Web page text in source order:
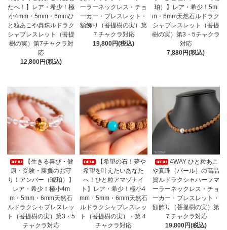
たへ！】レア・希少！極
小4mm・5mm・6mmひ
と粒あこや真珠ルドラク
シャブレスレット（菩提
樹の実）第7チャクラ対
応
12,800円(税込)
ーラーネックレス・チョ
ーカー・ブレスレット・
額飾り（菩提樹の実）第
７チャクラ対応
19,800円(税込)
珀）】レア・希少！5m
m・6mm天然石ルドラク
シャブレスレット（菩提
樹の実）第3・5チャクラ
対応
7,880円(税込)
【生きる喜び・健
康・受験・勝負のお守
り！アンバー（琥珀）】
レア・希少！極小4m
m・5mm・6mm天然石
ルドラクシャブレスレッ
ト（菩提樹の実）第3・5
チャクラ対応
【希望の石！夢や
希望を叶えたいあなた
へ！ひと粒アマゾナイ
ト】レア・希少！極小4
mm・5mm・6mm天然石
ルドラクシャブレスレッ
ト（菩提樹の実）・第４
チャクラ対応
4WAY ひと粒あこ
や真珠（パール）の高品
質ルドラクシャハーフマ
ーラーネックレス・チョ
ーカー・ブレスレット・
額飾り（菩提樹の実）第
７チャクラ対応
19,800円(税込)